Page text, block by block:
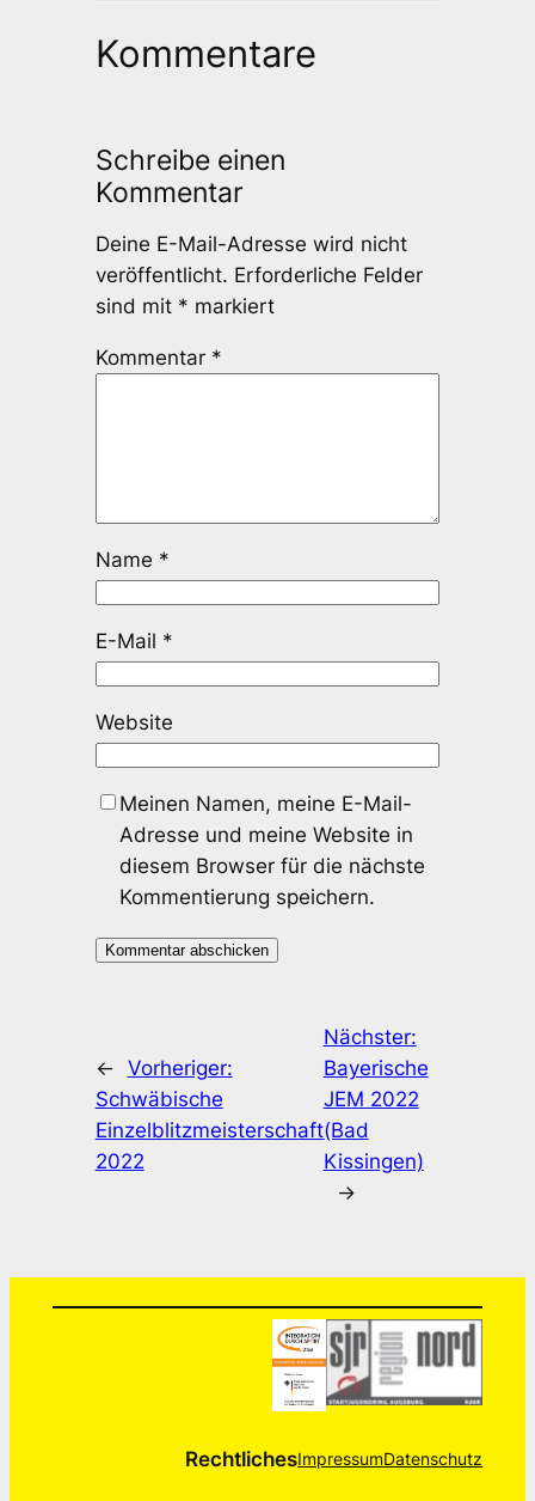
Kommentare
Schreibe einen
Kommentar
Deine E-Mail-Adresse wird nicht
veröffentlicht. Erforderliche Felder
sind mit * markiert
Kommentar *
Name *
E-Mail *
Website
Meinen Namen, meine E-Mail-
Adresse und meine Website in
diesem Browser für die nächste
Kommentierung speichern.
← Vorheriger:
Schwäbische
Einzelblitzmeisterschaft
2022
Nächster:
Bayerische
JEM 2022
(Bad
Kissingen)
→
RechtlichesImpressumDatenschutz